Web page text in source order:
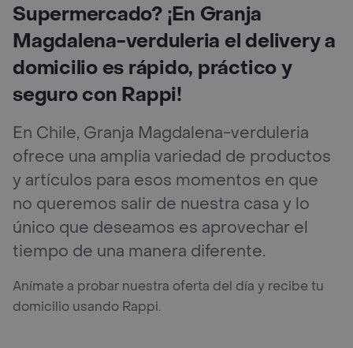
Supermercado? ¡En Granja
Magdalena-verduleria el delivery a
domicilio es rápido, práctico y
seguro con Rappi!
En Chile, Granja Magdalena-verduleria
ofrece una amplia variedad de productos
y artículos para esos momentos en que
no queremos salir de nuestra casa y lo
único que deseamos es aprovechar el
tiempo de una manera diferente.
Anímate a probar nuestra oferta del día y recibe tu
domicilio usando Rappi.